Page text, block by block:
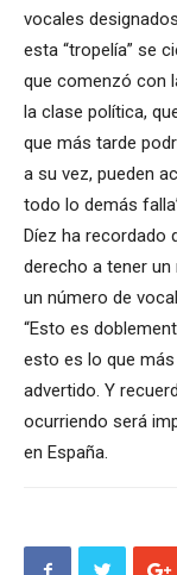
vocales
esta “tropelía” se
que comenzó con
la clase política,
que más tarde
a su vez, pueden
todo lo demás
Díez ha recordado
derecho a tener
un número de
“Esto es
esto es lo que más
advertido. Y
ocurriendo será
en España.